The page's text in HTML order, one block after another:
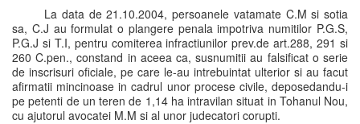
La data de 21.10.2004, persoanele vatamate C.M si sotia
sa, C.J au formulat o plangere penala impotriva numitilor P.G.S,
P.G.J si T.I, pentru comiterea infractiunilor prev.de art.288, 291 si
260 C.pen., constand in aceea ca, susnumitii au falsificat o serie
de inscrisuri oficiale, pe care le-au intrebuintat ulterior si au facut
afirmatii mincinoase in cadrul unor procese civile, deposedandu-i
pe petenti de un teren de 1,14 ha intravilan situat in Tohanul Nou,
cu ajutorul avocatei M.M si al unor judecatori corupti.